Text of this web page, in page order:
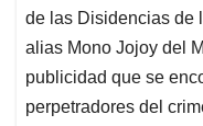
de las Disidencias de
alias Mono Jojoy del
publicidad que se
perpetradores del